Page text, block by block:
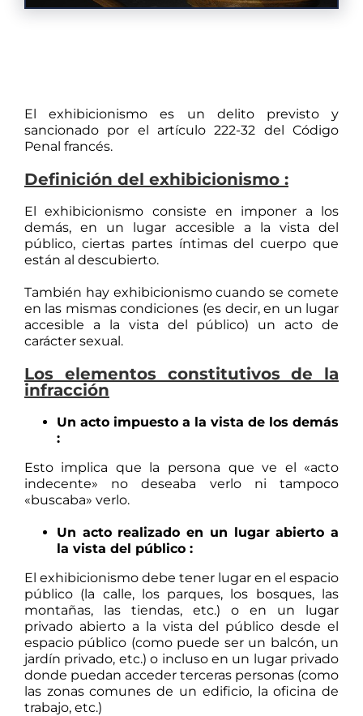
El exhibicionismo es un delito previsto y
sancionado por el artículo 222-32 del Código
Penal francés.
Definición del exhibicionismo :
El exhibicionismo consiste en imponer a los
demás, en un lugar accesible a la vista del
público, ciertas partes íntimas del cuerpo que
están al descubierto.
También hay exhibicionismo cuando se comete
en las mismas condiciones (es decir, en un lugar
accesible a la vista del público) un acto de
carácter sexual.
Los elementos constitutivos de la
infracción
Un acto impuesto a la vista de los demás
:
Esto implica que la persona que ve el «acto
indecente» no deseaba verlo ni tampoco
«buscaba» verlo.
Un acto realizado en un lugar abierto a
la vista del público :
El exhibicionismo debe tener lugar en el espacio
público (la calle, los parques, los bosques, las
montañas, las tiendas, etc.) o en un lugar
privado abierto a la vista del público desde el
espacio público (como puede ser un balcón, un
jardín privado, etc.) o incluso en un lugar privado
donde puedan acceder terceras personas (como
las zonas comunes de un edificio, la oficina de
trabajo, etc.)